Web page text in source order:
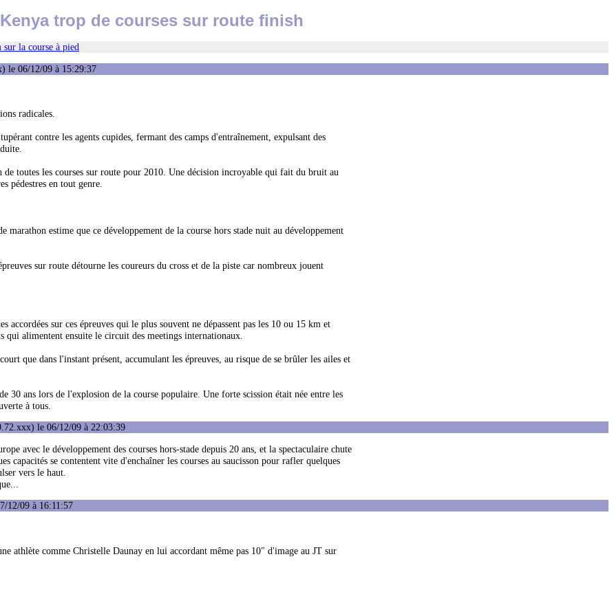
Kenya trop de courses sur route finish
la course à pied
le 06/12/09 à 15:29:37
radicales.
contre les agents cupides, fermant des camps d'entraînement, expulsant des
toutes les courses sur route pour 2010. Une décision incroyable qui fait du bruit au
pédestres en tout genre.
estime que ce développement de la course hors stade nuit au développement
sur route détourne les coureurs du cross et de la piste car nombreux jouent
sur ces épreuves qui le plus souvent ne dépassent pas les 10 ou 15 km et
alimentent ensuite le circuit des meetings internationaux.
que dans l'instant présent, accumulant les épreuves, au risque de se brûler les ailes et
30 ans lors de l'explosion de la course populaire. Une forte scission était née entre les
à tous.
le 06/12/09 à 22:03:39
avec le développement des courses hors-stade depuis 20 ans, et la spectaculaire chute
se contentent vite d'enchaîner les courses au saucisson pour rafler quelques
vers le haut.
12/09 à 16:11:57
athlète comme Christelle Daunay en lui accordant même pas 10" d'image au JT sur